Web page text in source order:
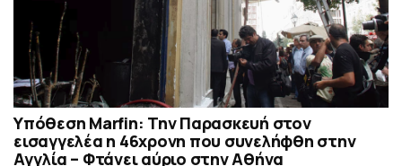
Υπόθεση Marfin: Την Παρασκευή στον
εισαγγελέα η 46χρονη που συνελήφθη στην
Αγγλία – Φτάνει αύριο στην Αθήνα